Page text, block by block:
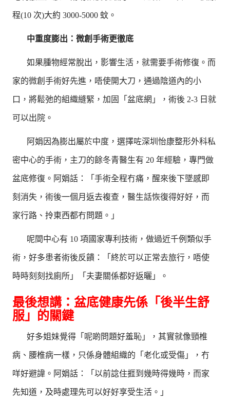
程(10 次)大約 3000-5000 蚊。
中重度膨出：微創手術更徹底
如果腫物經常脫出，影響生活，就需要手術修復。而
家的微創手術好先進，唔使開大刀，通過陰道內的小
口，將鬆弛的組織縫緊，加固「盆底網」，術後 2-3 日就
可以出院。
阿娟因為膨出屬於中度，選擇咗深圳怡康整形外科私
密中心的手術，主刀的餘冬青醫生有 20 年經驗，專門做
盆底修復。阿娟話：「手術全程冇痛，醒來後下墜感即
刻消失，術後一個月返去複查，醫生話恢復得好好，而
家行路、拎東西都冇問題。」
呢間中心有 10 項國家專利技術，做過近千例類似手
術，好多患者術後反饋：「終於可以正常去旅行，唔使
時時刻刻找廁所」「夫妻關係都好返曬」。
最後想講：盆底健康先係「後半生舒
服」的關鍵
好多姐妹覺得「呢啲問題好羞恥」，其實就像頸椎
病、腰椎病一樣，只係身體組織的「老化或受傷」，冇
咩好避諱。阿娟話：「以前諗住捱到幾時得幾時，而家
先知道，及時處理先可以好好享受生活。」